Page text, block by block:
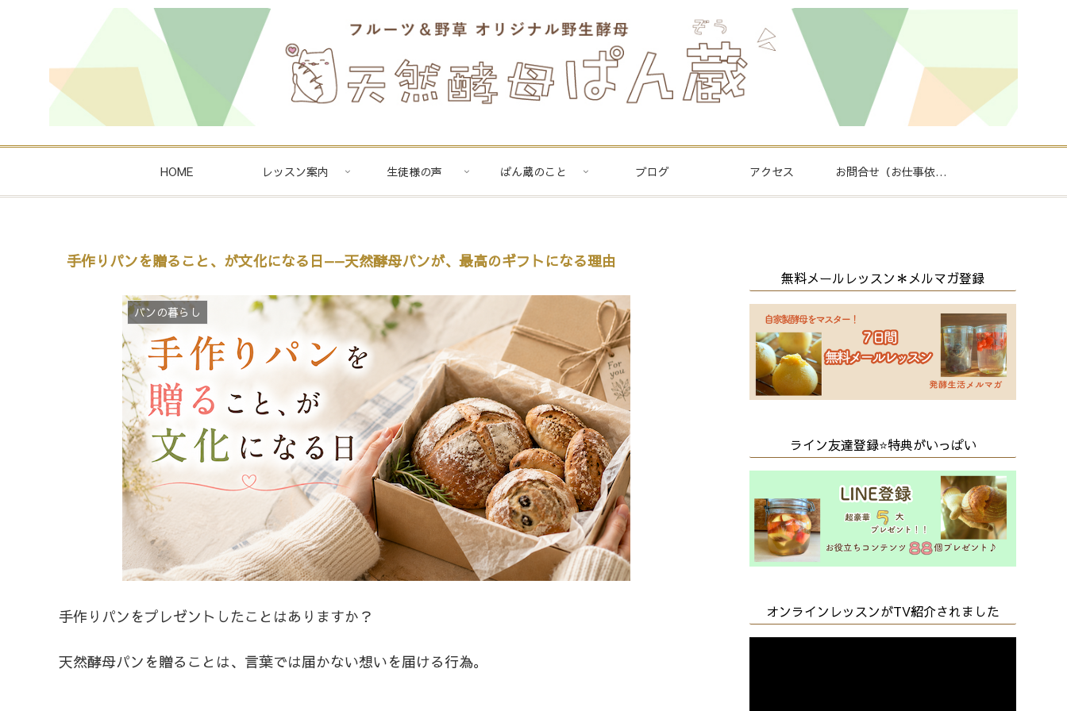
HOME レッスン案内 生徒様の声 ぱん蔵のこと ブログ アクセス お問合せ（お仕事依頼
手作りパンを贈ること、が文化になる日——天然酵母パンが、最高のギフトになる理由
パンの暮らし
手作りパンをプレゼントしたことはありますか？
天然酵母パンを贈ることは、言葉では届かない想いを届ける行為。
無料メールレッスン＊メルマガ登録
ライン友達登録⭐️特典がいっぱい
オンラインレッスンがTV紹介されました